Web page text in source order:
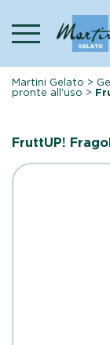
content
Martini Gelato >
pronte all'uso >
FruttUP!